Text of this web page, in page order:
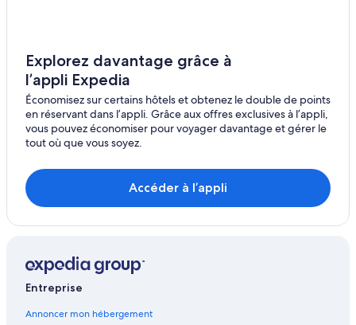
Motu Toopua – Établissements à pavillons
Motu Piti Aau – Pensions
Motu Piti Aau – Complexes hôteliers
Bora Bora – Copropriétés hôtelières
Bora Bora – Gîtes
Bora Bora – Maisons de campagne
Bora Bora – Auberges de jeunesse
Bora Bora – Hôtels-résidences
Bora Bora – Complexes hôteliers
Explorez davantage grâce à
l’appli Expedia
Économisez sur certains hôtels et obtenez le double de points
en réservant dans l’appli. Grâce aux offres exclusives à l’appli,
vous pouvez économiser pour voyager davantage et gérer le
tout où que vous soyez.
Accéder à l’appli
Entreprise
Annoncer mon hébergement